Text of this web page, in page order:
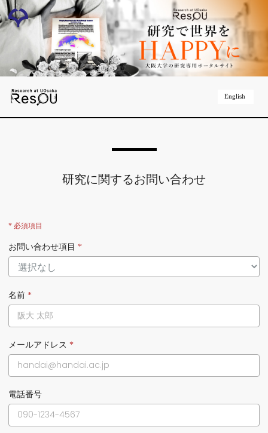
English
研究に関するお問い合わせ
* 必須項目
お問い合わせ項目 *
名前 *
メールアドレス *
電話番号